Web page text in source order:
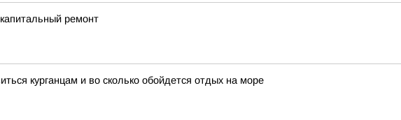
ремонт
курганцам и во сколько обойдется отдых на море